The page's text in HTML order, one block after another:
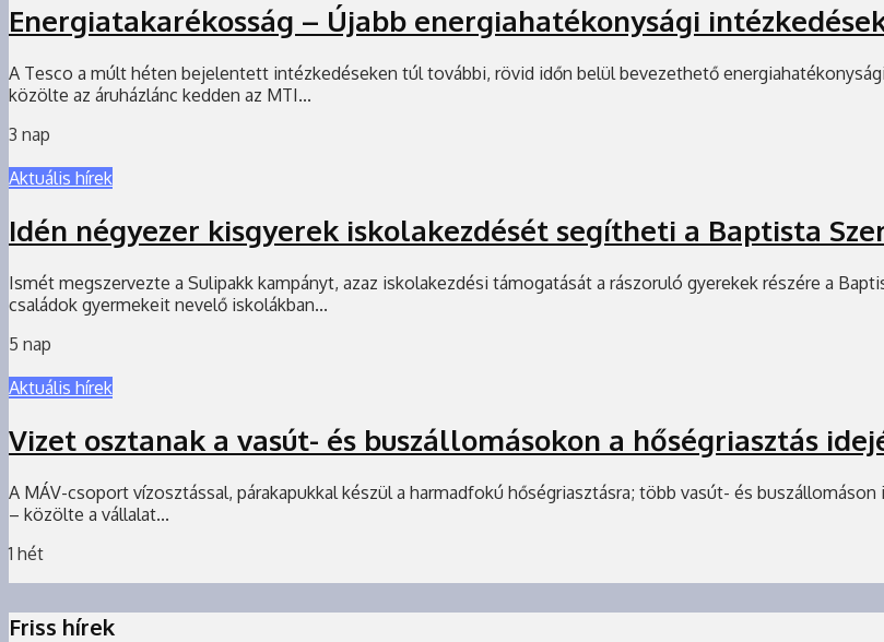
Energiatakarékosság – Újabb energiahatékonysági
A Tesco a múlt héten bejelentett intézkedéseken túl további, rövid időn belül bevezethető
közölte az áruházlánc kedden az MTI...
3 nap
Aktuális hírek
Idén négyezer kisgyerek iskolakezdését segítheti a Baptista
Ismét megszervezte a Sulipakk kampányt, azaz iskolakezdési támogatását a rászoruló gyerekek részére a
családok gyermekeit nevelő iskolákban...
5 nap
Aktuális hírek
Vizet osztanak a vasút- és buszállomásokon a hőségriasztás
A MÁV-csoport vízosztással, párakapukkal készül a harmadfokú hőségriasztásra; több vasút- és
– közölte a vállalat...
1 hét
Friss hírek